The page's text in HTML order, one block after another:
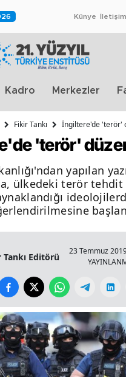
Künye İletişim
Kadro Merkezler
Fikir Tankı İngiltere'de 'terör'
'terör'
yapılan
ülkedeki terör
Tankı Editörü
23 Temmuz